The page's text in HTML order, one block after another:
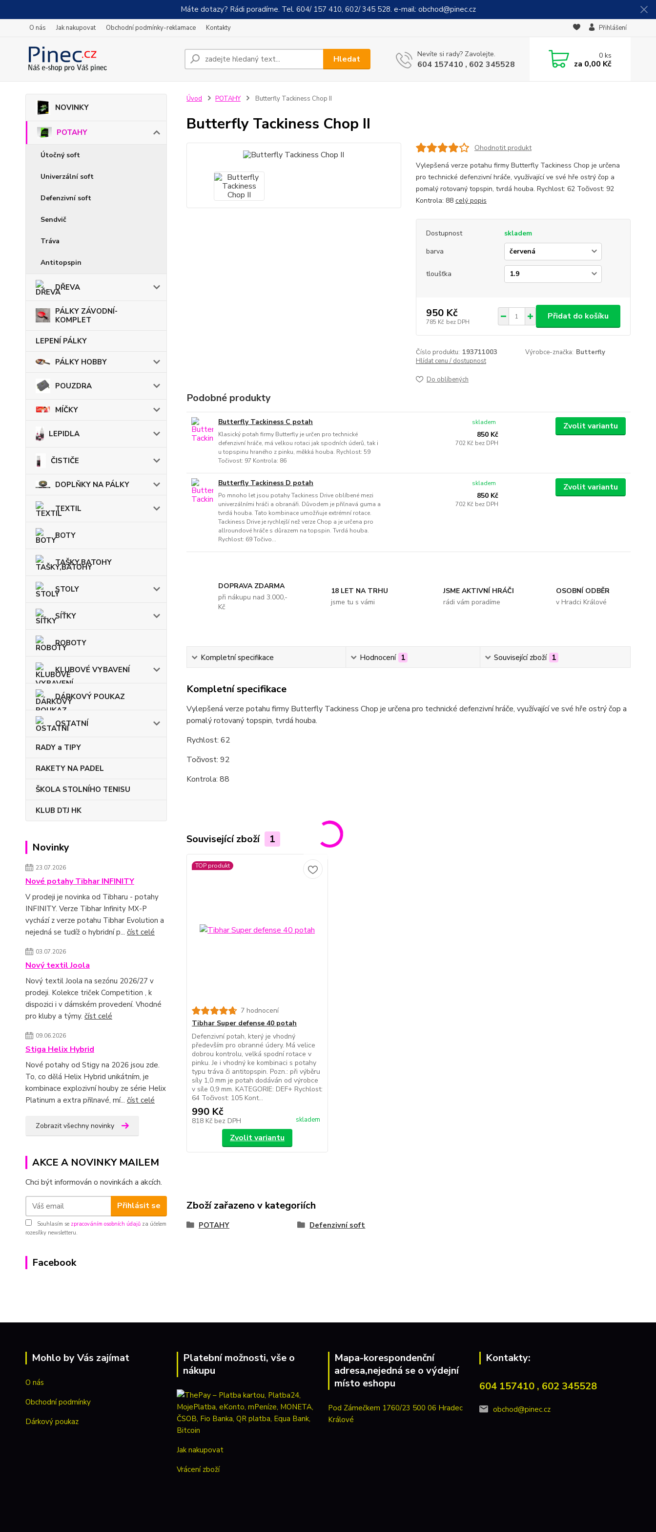
Máte dotazy? Rádi poradíme. Tel. 604/ 157 410, 602/ 345 528. e-mail: obchod@pinec.cz
O nás Jak nakupovat Obchodní podmínky-reklamace Kontakty Přihlášení
Hledat Nevíte si rady? Zavolejte.
604 157410 , 602 345528
0ks
za 0,00 Kč
NOVINKY
POTAHY
Útočný soft
Univerzální soft
Defenzivní soft
Sendvič
Tráva
Antitopspin
DŘEVA
PÁLKY ZÁVODNÍ-
KOMPLET
LEPENÍ PÁLKY
PÁLKY HOBBY
POUZDRA
MÍČKY
LEPIDLA
ČISTIČE
DOPLŇKY NA PÁLKY
TEXTIL
BOTY
TAŠKY,BATOHY
STOLY
SÍŤKY
ROBOTY
KLUBOVÉ VYBAVENÍ
DÁRKOVÝ POUKAZ
OSTATNÍ
RADY a TIPY
RAKETY NA PADEL
ŠKOLA STOLNÍHO TENISU
KLUB DTJ HK
Novinky
23.07.2026
Nové potahy Tibhar INFINITY
V prodeji je novinka od Tibharu - potahy
INFINITY. Verze Tibhar Infinity MX-P
vychází z verze potahu Tibhar Evolution a
nejedná se tudíž o hybridní p... číst celé
03.07.2026
Nový textil Joola
Nový textil Joola na sezónu 2026/27 v
prodeji. Kolekce triček Competition , k
dispozici i v dámském provedení. Vhodné
pro kluby a týmy. číst celé
09.06.2026
Stiga Helix Hybrid
Nové potahy od Stigy na 2026 jsou zde.
To, co dělá Helix Hybrid unikátním, je
kombinace explozivní houby ze série Helix
Platinum a extra přilnavé, mí... číst celé
Zobrazit všechny novinky
AKCE A NOVINKY MAILEM
Chci být informován o novinkách a akcích.
Přihlásit se
Souhlasím se zpracováním osobních údajů za účelem
rozesílky newsletteru.
Facebook
Úvod POTAHY Butterfly Tackiness Chop II
Butterfly Tackiness Chop II
Ohodnotit produkt
Vylepšená verze potahu firmy Butterfly Tackiness Chop je určena
pro technické defenzivní hráče, využívající ve své hře ostrý čop a
pomalý rotovaný topspin, tvrdá houba. Rychlost: 62 Točivost: 92
Kontrola: 88 celý popis
Dostupnost
skladem
barva
tloušťka
950 Kč
785 Kč bez DPH
Přidat do košíku
Číslo produktu: 193711003 Výrobce-značka: Butterfly
Hlídat cenu / dostupnost
Do oblíbených
Podobné produkty
Butterfly Tackiness C potah
Klasický potah firmy Butterfly je určen pro technické
defenzivní hráče, má velkou rotaci jak spodních úderů, tak i
u topspinu hraného z pinku, měkká houba. Rychlost: 59
Točivost: 97 Kontrola: 86
850 Kč
702 Kč bez DPH
skladem Zvolit variantu
Butterfly Tackiness D potah
Po mnoho let jsou potahy Tackiness Drive oblíbené mezi
univerzálními hráči a obranáři. Důvodem je přilnavá guma a
tvrdá houba. Tato kombinace umožňuje extrémní rotace.
Tackiness Drive je rychlejší než verze Chop a je určena pro
allroundové hráče s důrazem na topspin. Tvrdá houba.
Rychlost: 69 Točivo...
850 Kč
702 Kč bez DPH
skladem Zvolit variantu
DOPRAVA ZDARMA
při nákupu nad 3.000,-
Kč
18 LET NA TRHU
jsme tu s vámi
JSME AKTIVNÍ HRÁČI
rádi vám poradíme
OSOBNÍ ODBĚR
v Hradci Králové
Kompletní specifikace Hodnocení 1 Související zboží 1
Kompletní specifikace
Vylepšená verze potahu firmy Butterfly Tackiness Chop je určena pro technické defenzivní hráče, využívající ve své hře ostrý čop a
pomalý rotovaný topspin, tvrdá houba.
Rychlost: 62
Točivost: 92
Kontrola: 88
Související zboží 1
TOP produkt
7 hodnocení
Tibhar Super defense 40 potah
Defenzivní potah, který je vhodný
především pro obranné údery. Má velice
dobrou kontrolu, velká spodní rotace v
pinku. Je i vhodný ke kombinaci s potahy
typu tráva či antitopspin. Pozn.: při výběru
síly 1,0 mm je potah dodáván od výrobce
v síle 0,9 mm. KATEGORIE: DEF+ Rychlost:
64 Točivost: 105 Kont...
990 Kč
818 Kč bez DPH skladem
Zvolit variantu
Zboží zařazeno v kategoriích
POTAHY Defenzivní soft
Mohlo by Vás zajímat
O nás
Obchodní podmínky
Dárkový poukaz
Platební možnosti, vše o
nákupu
Jak nakupovat
Vrácení zboží
Mapa-korespondenční
adresa,nejedná se o výdejní
místo eshopu
Pod Zámečkem 1760/23 500 06 Hradec
Králové
Kontakty:
604 157410 , 602 345528
obchod@pinec.cz